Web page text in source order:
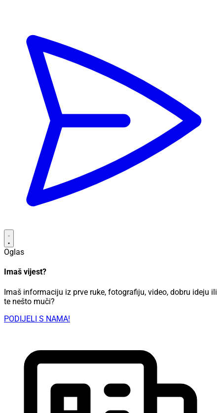
Oglas
Imaš vijest?
Imaš informaciju iz prve ruke, fotografiju, video, dobru ideju ili
te nešto muči?
PODIJELI S NAMA!